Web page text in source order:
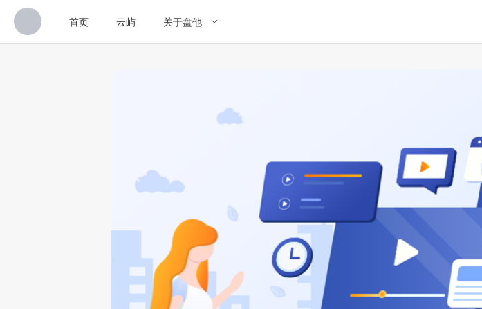
首页 云屿 关于盘他